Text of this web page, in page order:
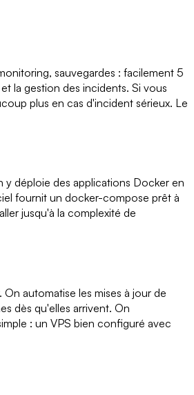
sauvegardes : facilement 5
la gestion des incidents. Si vous
plus en cas d'incident sérieux. Le
déploie des applications Docker en
fournit un docker-compose prêt à
jusqu'à la complexité de
automatise les mises à jour de
dès qu'elles arrivent. On
: un VPS bien configuré avec